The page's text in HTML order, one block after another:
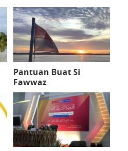
Pantuan Buat Si
Fawwaz